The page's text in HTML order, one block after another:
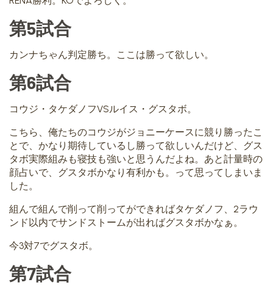
第5試合
カンナちゃん判定勝ち。ここは勝って欲しい。
第6試合
コウジ・タケダノフVSルイス・グスタボ。
こちら、俺たちのコウジがジョニーケースに競り勝ったこ
とで、かなり期待しているし勝って欲しいんだけど、グス
タボ実際組みも寝技も強いと思うんだよね。あと計量時の
顔占いで、グスタボかなり有利かも。って思ってしまいま
した。
組んで組んで削って削ってができればタケダノフ、2ラウ
ンド以内でサンドストームが出ればグスタボかなぁ。
今3対7でグスタボ。
第7試合